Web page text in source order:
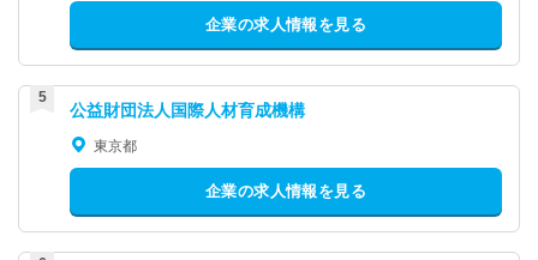
企業の求人情報を見る
公益財団法人国際人材育成機構
東京都
企業の求人情報を見る